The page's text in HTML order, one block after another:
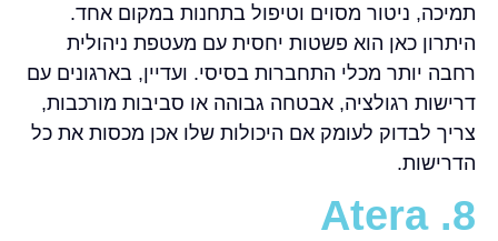
תמיכה, ניטור מסוים וטיפול בתחנות במקום אחד.
היתרון כאן הוא פשטות יחסית עם מעטפת ניהולית
רחבה יותר מכלי התחברות בסיסי. ועדיין, בארגונים עם
דרישות רגולציה, אבטחה גבוהה או סביבות מורכבות,
צריך לבדוק לעומק אם היכולות שלו אכן מכסות את כל
הדרישות.
8. Atera